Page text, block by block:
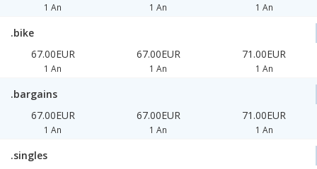
1 An 1 An 1 An
.bike
67.00EUR
1 An
67.00EUR
1 An
71.00EUR
1 An
.bargains
67.00EUR
1 An
67.00EUR
1 An
71.00EUR
1 An
.singles